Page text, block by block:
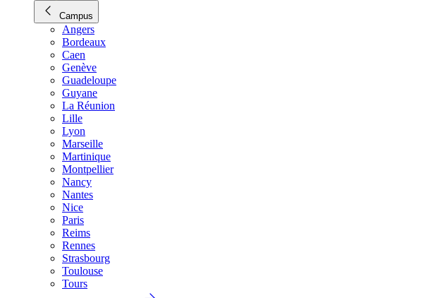
Campus
Angers
Bordeaux
Caen
Genève
Guadeloupe
Guyane
La Réunion
Lille
Lyon
Marseille
Martinique
Montpellier
Nancy
Nantes
Nice
Paris
Reims
Rennes
Strasbourg
Toulouse
Tours